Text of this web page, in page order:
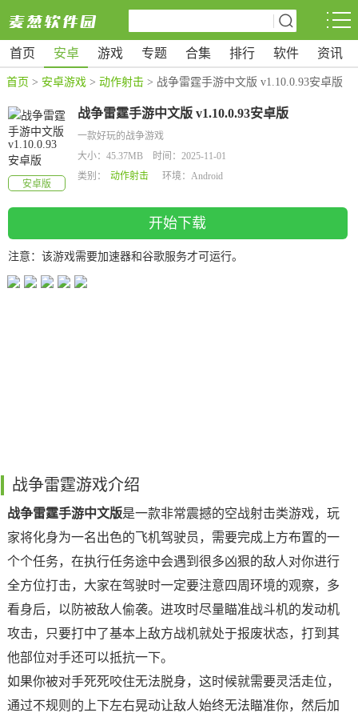
首页 安卓 游戏 专题 合集 排行 软件 资讯
首页 > 安卓游戏 > 动作射击 > 战争雷霆手游中文版 v1.10.0.93安卓版
安卓版
战争雷霆手游中文版 v1.10.0.93安卓版
一款好玩的战争游戏
大小：45.37MB 时间：2025-11-01
类别：
动作射击 环境：Android
开始下载
注意：该游戏需要加速器和谷歌服务才可运行。
战争雷霆游戏介绍
战争雷霆手游中文版是一款非常震撼的空战射击类游戏，玩
家将化身为一名出色的飞机驾驶员，需要完成上方布置的一
个个任务，在执行任务途中会遇到很多凶狠的敌人对你进行
全方位打击，大家在驾驶时一定要注意四周环境的观察，多
看身后，以防被敌人偷袭。进攻时尽量瞄准战斗机的发动机
攻击，只要打中了基本上敌方战机就处于报废状态，打到其
他部位对手还可以抵抗一下。
如果你被对手死死咬住无法脱身，这时候就需要灵活走位，
通过不规则的上下左右晃动让敌人始终无法瞄准你，然后加